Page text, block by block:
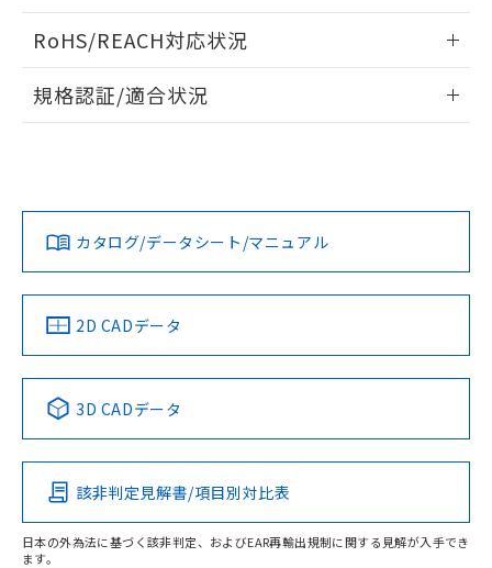
A: 35mm以上、B: 25mm以上
上、n: 18mm以上
検出物体の大きさと材質による影響
検出領域
ドすることができます。
ログイン/会員登録
ダウンロードデータをご利用いただく前に、以下を必ずお読
みください。
ソフトウェアの使用条件
RoHS/REACH対応状況
E2V-X4C2 5MのRoHS対応状況については、営業部門もしく
この製品のRoHS/REACH対応状況ページへ
規格認証/適合状況
LR型式承認
（イギリス
船舶規格）
DNV型式承認
（ノルウェー
BV型式承認
（フランス
KR型式
（韓国
No No No No
この製品の規格認証/適合状況ページへ
その他の認証はこちらのページからご検索ください
カタログ/データシート/マニュアル
2D CADデータ
3D CADデータ
該非判定見解書/項目別対比表
日本の外為法に基づく該非判定、およびEAR再輸出規制に関する見解が入手でき
ます。
す。